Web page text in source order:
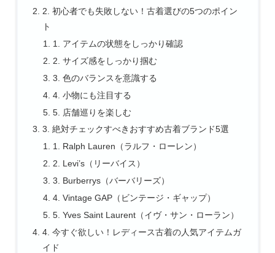
2. 初心者でも失敗しない！古着選びの5つのポイン
ト
1. アイテムの状態をしっかり確認
2. サイズ感をしっかり掴む
3. 色のバランスを意識する
4. 小物にも注目する
5. 店舗巡りを楽しむ
3. 絶対チェックすべきおすすめ古着ブランド5選
1. Ralph Lauren（ラルフ・ローレン）
2. Levi’s（リーバイス）
3. Burberrys（バーバリーズ）
4. Vintage GAP（ビンテージ・ギャップ）
5. Yves Saint Laurent（イヴ・サン・ローラン）
4. 今すぐ欲しい！レディース古着の人気アイテムガ
イド